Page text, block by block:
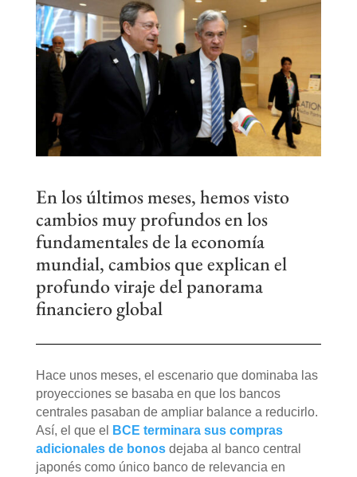
En los últimos meses, hemos visto
cambios muy profundos en los
fundamentales de la economía
mundial, cambios que explican el
profundo viraje del panorama
financiero global
Hace unos meses, el escenario que dominaba las
proyecciones se basaba en que los bancos
centrales pasaban de ampliar balance a reducirlo.
Así, el que el
BCE terminara sus compras
adicionales de bonosdejaba al banco central
japonés como único banco de relevancia en